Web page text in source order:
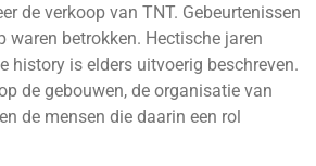
de verkoop van TNT. Gebeurtenissen
waren betrokken. Hectische jaren
history is elders uitvoerig beschreven.
de gebouwen, de organisatie van
de mensen die daarin een rol